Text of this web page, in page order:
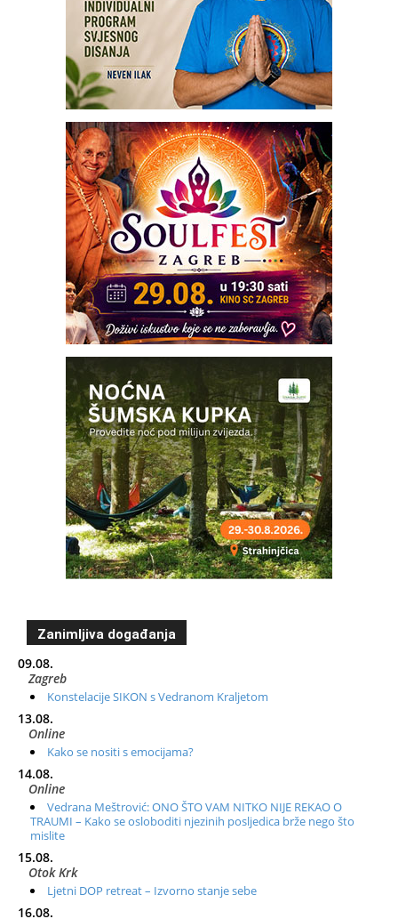
Zanimljiva događanja
09.08.
Zagreb
Konstelacije SIKON s Vedranom Kraljetom
13.08.
Online
Kako se nositi s emocijama?
14.08.
Online
Vedrana Meštrović: ONO ŠTO VAM NITKO NIJE REKAO O
TRAUMI – Kako se osloboditi njezinih posljedica brže nego što
mislite
15.08.
Otok Krk
Ljetni DOP retreat – Izvorno stanje sebe
16.08.